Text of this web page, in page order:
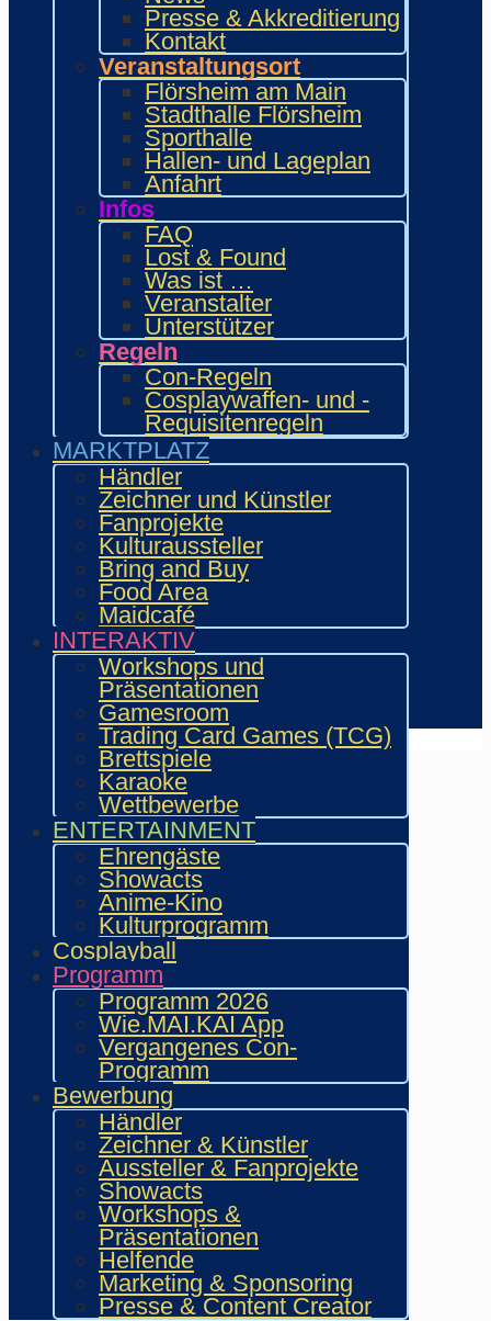
Presse & Akkreditierung
Kontakt
Veranstaltungsort
Flörsheim am Main
Stadthalle Flörsheim
Sporthalle
Hallen- und Lageplan
Anfahrt
Infos
FAQ
Lost & Found
Was ist …
Veranstalter
Unterstützer
Regeln
Con-Regeln
Cosplaywaffen- und -
Requisitenregeln
MARKTPLATZ
Händler
Zeichner und Künstler
Fanprojekte
Kulturaussteller
Bring and Buy
Food Area
Maidcafé
INTERAKTIV
Workshops und
Präsentationen
Gamesroom
Trading Card Games (TCG)
Brettspiele
Karaoke
Wettbewerbe
ENTERTAINMENT
Ehrengäste
Showacts
Anime-Kino
Kulturprogramm
Cosplayball
Programm
Programm 2026
Wie.MAI.KAI App
Vergangenes Con-
Programm
Bewerbung
Händler
Zeichner & Künstler
Aussteller & Fanprojekte
Showacts
Workshops &
Präsentationen
Helfende
Marketing & Sponsoring
Presse & Content Creator
Bring and Buy
Food Area
Maidcafé
INTERAKTIV
Workshops und Präsentationen
Gamesroom
Trading Card Games (TCG)
Brettspiele
Karaoke
Wettbewerbe
ENTERTAINMENT
Ehrengäste
Showacts
Anime-Kino
Kulturprogramm
Cosplayball
Programm
Programm 2026
Wie.MAI.KAI App
Vergangenes Con-Programm
Bewerbung
Händler
Zeichner & Künstler
Aussteller & Fanprojekte
Showacts
Workshops & Präsentationen
Helfende
Marketing & Sponsoring
Presse & Content Creator
Verein wie.mai.kai e. V
Kontakt